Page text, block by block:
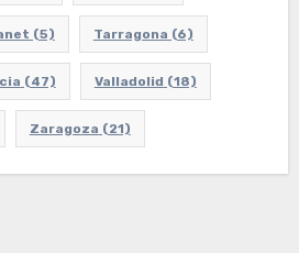
(5) Tarragona (6)
(47) Valladolid (18)
Zaragoza (21)